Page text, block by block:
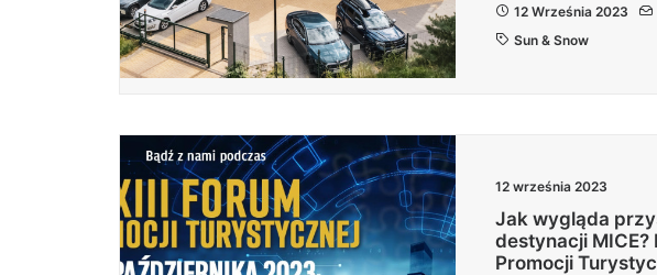
12 Września 2023
Sun & Snow
12 września 2023
Jak wygląda
destynacji MICE?
Promocji